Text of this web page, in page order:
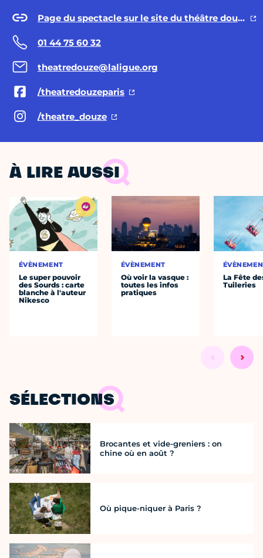
Page du spectacle sur le site du théâtre douze
01 44 75 60 32
theatredouze@laligue.org
/theatredouzeparis
/theatre_douze
À LIRE AUSSI
ÉVÈNEMENT
Le super pouvoir
des Sourds : carte
blanche à l'auteur
Nikesco
ÉVÈNEMENT
Où voir la vasque :
toutes les infos
pratiques
La Fête
Tuileries
SÉLECTIONS
Brocantes et vide-greniers : on
chine où en août ?
Où pique-niquer à Paris ?